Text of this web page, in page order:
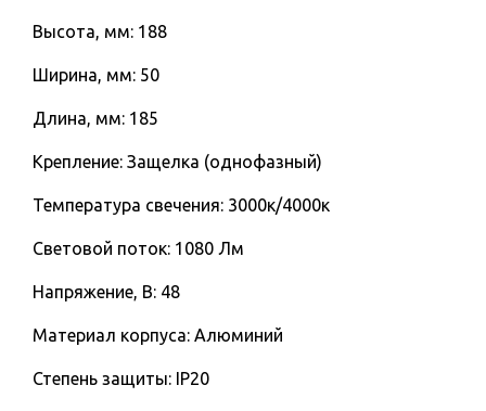
Высота, мм: 188
Ширина, мм: 50
Длина, мм: 185
Крепление: Защелка (однофазный)
Температура свечения: 3000к/4000к
Световой поток: 1080 Лм
Напряжение, В: 48
Материал корпуса: Алюминий
Степень защиты: IP20